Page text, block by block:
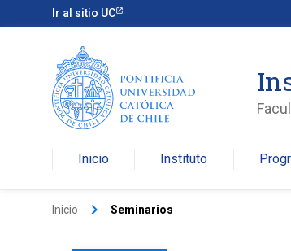
Ir al sitio UC
Inicio Instituto
Inicio keyboard_arrow_right Seminarios